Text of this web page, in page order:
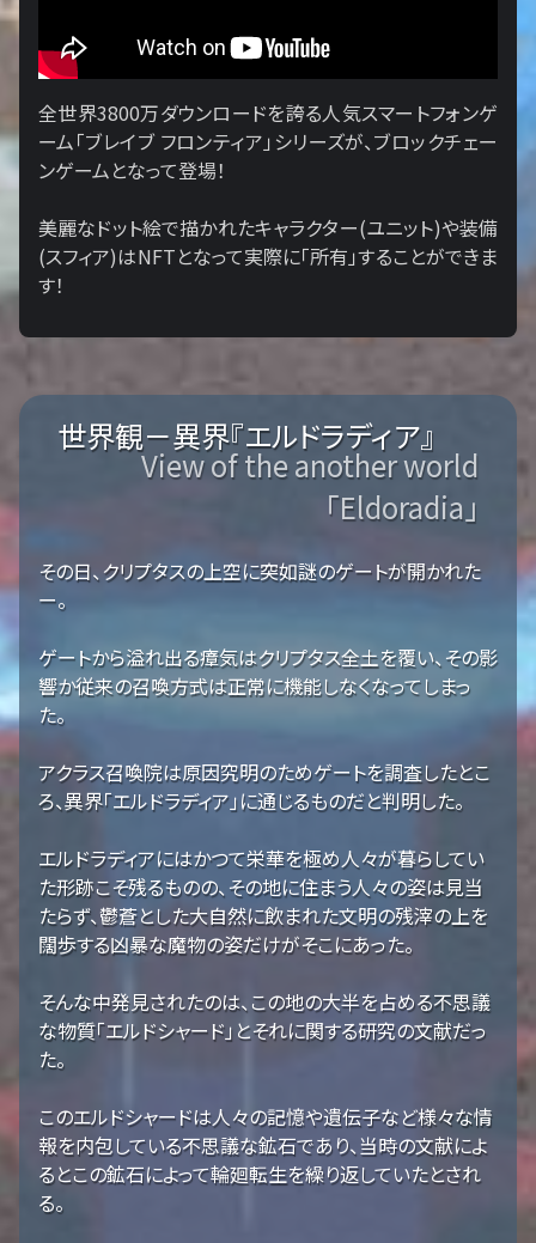
全世界3800万ダウンロードを誇る人気スマートフォンゲ
ーム「ブレイブ フロンティア」シリーズが、ブロックチェー
ンゲームとなって登場！
美麗なドット絵で描かれたキャラクター(ユニット)や装備
(スフィア)はNFTとなって実際に「所有」することができま
す！
世界観－異界『エルドラディア』
View of the another world
「Eldoradia」
その日、クリプタスの上空に突如謎のゲートが開かれた
ー。
ゲートから溢れ出る瘴気はクリプタス全土を覆い、その影
響か従来の召喚方式は正常に機能しなくなってしまっ
た。
アクラス召喚院は原因究明のためゲートを調査したとこ
ろ、異界「エルドラディア」に通じるものだと判明した。
エルドラディアにはかつて栄華を極め人々が暮らしてい
た形跡こそ残るものの、その地に住まう人々の姿は見当
たらず、鬱蒼とした大自然に飲まれた文明の残滓の上を
闊歩する凶暴な魔物の姿だけがそこにあった。
そんな中発見されたのは、この地の大半を占める不思議
な物質「エルドシャード」とそれに関する研究の文献だっ
た。
このエルドシャードは人々の記憶や遺伝子など様々な情
報を内包している不思議な鉱石であり、当時の文献によ
るとこの鉱石によって輪廻転生を繰り返していたとされ
る。